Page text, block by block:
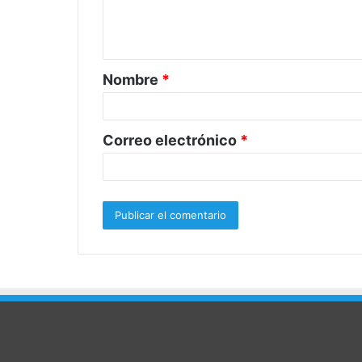
a
r
o
*
Nombre *
Correo electrónico *